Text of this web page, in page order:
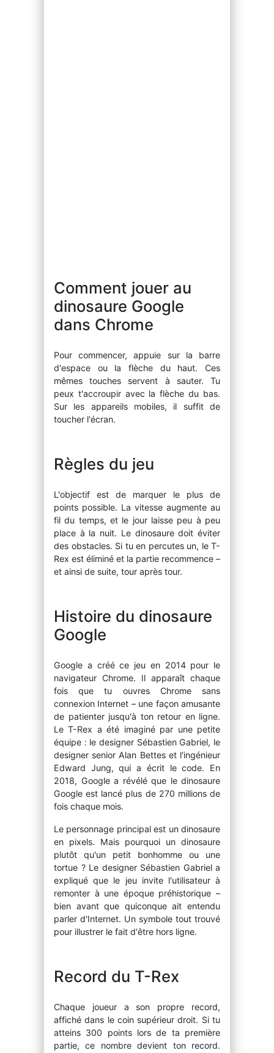
Comment jouer au
dinosaure Google
dans Chrome
Pour commencer, appuie sur la barre
d'espace ou la flèche du haut. Ces
mêmes touches servent à sauter. Tu
peux t'accroupir avec la flèche du bas.
Sur les appareils mobiles, il suffit de
toucher l'écran.
Règles du jeu
L'objectif est de marquer le plus de
points possible. La vitesse augmente au
fil du temps, et le jour laisse peu à peu
place à la nuit. Le dinosaure doit éviter
des obstacles. Si tu en percutes un, le T-
Rex est éliminé et la partie recommence –
et ainsi de suite, tour après tour.
Histoire du dinosaure
Google
Google a créé ce jeu en 2014 pour le
navigateur Chrome. Il apparaît chaque
fois que tu ouvres Chrome sans
connexion Internet – une façon amusante
de patienter jusqu'à ton retour en ligne.
Le T-Rex a été imaginé par une petite
équipe : le designer Sébastien Gabriel, le
designer senior Alan Bettes et l'ingénieur
Edward Jung, qui a écrit le code. En
2018, Google a révélé que le dinosaure
Google est lancé plus de 270 millions de
fois chaque mois.
Le personnage principal est un dinosaure
en pixels. Mais pourquoi un dinosaure
plutôt qu'un petit bonhomme ou une
tortue ? Le designer Sébastien Gabriel a
expliqué que le jeu invite l'utilisateur à
remonter à une époque préhistorique –
bien avant que quiconque ait entendu
parler d'Internet. Un symbole tout trouvé
pour illustrer le fait d'être hors ligne.
Record du T-Rex
Chaque joueur a son propre record,
affiché dans le coin supérieur droit. Si tu
atteins 300 points lors de ta première
partie, ce nombre devient ton record.